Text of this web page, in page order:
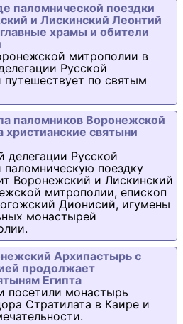
паломнической поездки
и Лискинский Леонтий
храмы и обители
митрополии в
Русской
по святым
паломников Воронежской
святыни
делегации Русской
поездку
Воронежский и Лискинский
митрополии, епископ
Дионисий, игумены
монастырей
Архипастырь с
продолжает
Египта
посетили монастырь
Стратилата в Каире и